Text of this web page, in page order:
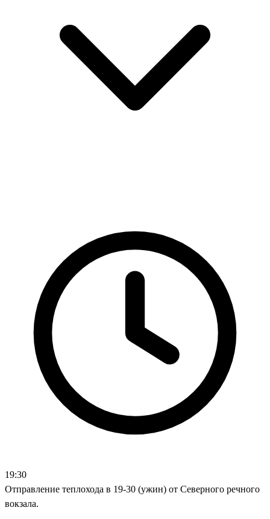
19:30
Отправление теплохода в 19-30 (ужин) от Северного речного
вокзала.